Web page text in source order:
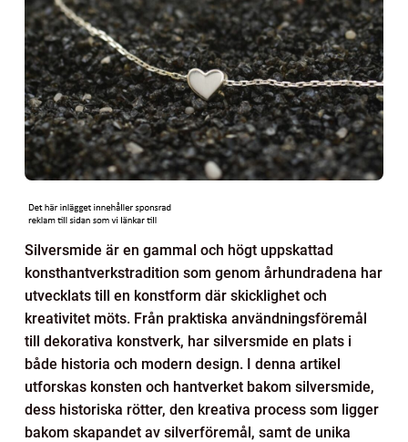
Silversmide är en gammal och högt uppskattad
konsthantverkstradition som genom århundradena har
utvecklats till en konstform där skicklighet och
kreativitet möts. Från praktiska användningsföremål
till dekorativa konstverk, har silversmide en plats i
både historia och modern design. I denna artikel
utforskas konsten och hantverket bakom silversmide,
dess historiska rötter, den kreativa process som ligger
bakom skapandet av silverföremål, samt de unika